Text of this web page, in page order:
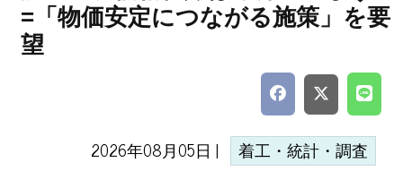
=「物価安定につながる施策」を要
望
2026年08月05日 | 着工・統計・調査